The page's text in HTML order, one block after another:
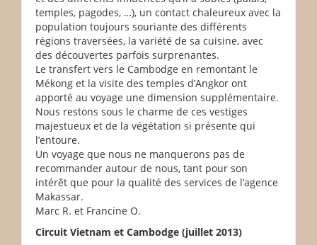
temples, pagodes, …), un contact chaleureux avec la
population toujours souriante des différents
régions traversées, la variété de sa cuisine, avec
des découvertes parfois surprenantes.
Le transfert vers le Cambodge en remontant le
Mékong et la visite des temples d’Angkor ont
apporté au voyage une dimension supplémentaire.
Nous restons sous le charme de ces vestiges
majestueux et de la végétation si présente qui
l’entoure.
Un voyage que nous ne manquerons pas de
recommander autour de nous, tant pour son
intérêt que pour la qualité des services de l’agence
Makassar.
Marc R. et Francine O.
Circuit Vietnam et Cambodge (juillet 2013)